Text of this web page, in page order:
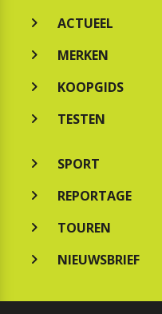
ACTUEEL
MERKEN
KOOPGIDS
TESTEN
SPORT
REPORTAGE
TOUREN
NIEUWSBRIEF